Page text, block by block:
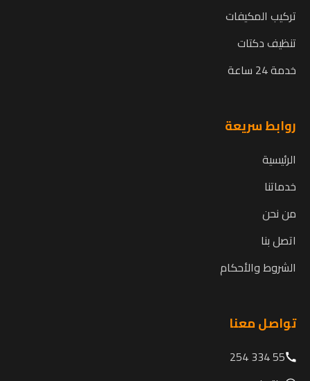
تركيب المكيفات
تنظيف دكتات
خدمة 24 ساعة
روابط سريعة
الرئيسية
خدماتنا
من نحن
اتصل بنا
الشروط والأحكام
تواصل معنا
55 334 254